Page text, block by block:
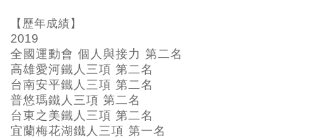
【歷年成績】
2019
全國運動會 個人與接力 第二名
高雄愛河鐵人三項 第二名
台南安平鐵人三項 第二名
普悠瑪鐵人三項 第二名
台東之美鐵人三項 第二名
宜蘭梅花湖鐵人三項 第一名